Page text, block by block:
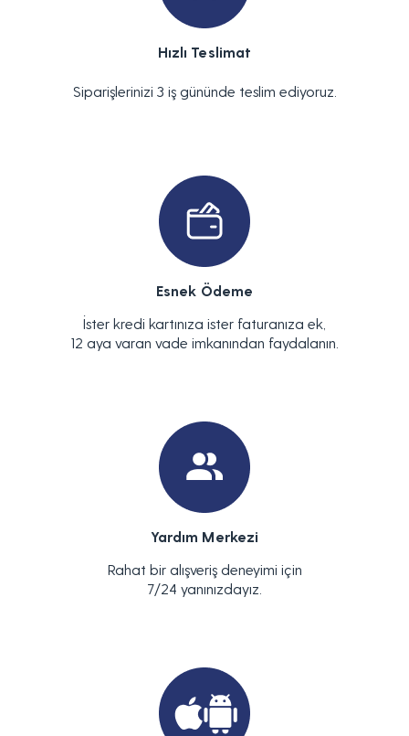
Hızlı Teslimat
Siparişlerinizi 3 iş gününde teslim ediyoruz.
Esnek Ödeme
İster kredi kartınıza ister faturanıza ek,
12 aya varan vade imkanından faydalanın.
Yardım Merkezi
Rahat bir alışveriş deneyimi için
7/24 yanınızdayız.